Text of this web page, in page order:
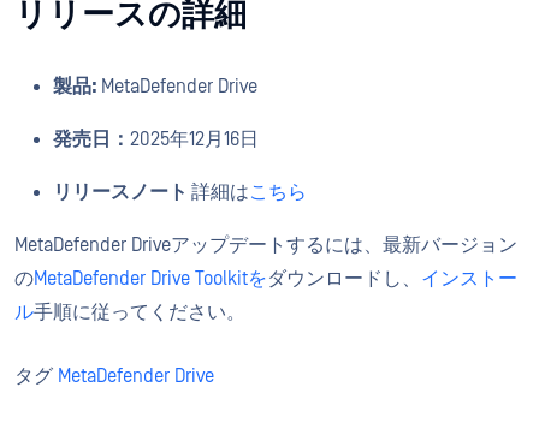
リリースの詳細
製品: MetaDefender Drive
発売日： 2025年12月16日
リリースノート 詳細はこちら
MetaDefender Driveアップデートするには、最新バージョン
のMetaDefender Drive Toolkitをダウンロードし、 インストー
ル手順に従ってください。
タグ MetaDefender Drive